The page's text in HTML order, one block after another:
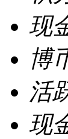
现
博
活
现